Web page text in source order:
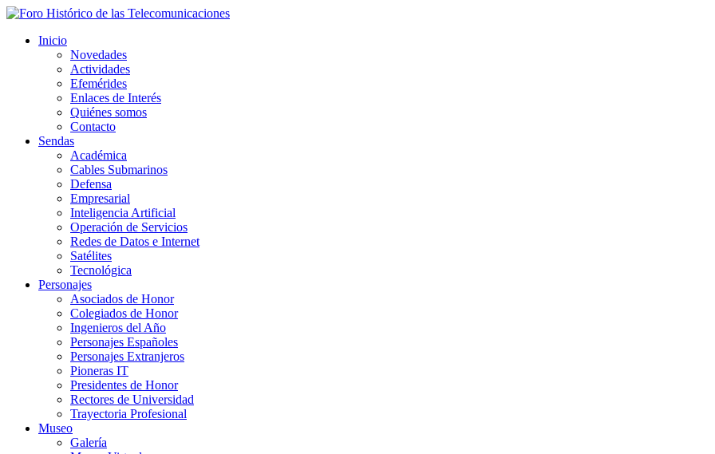
Inicio
Novedades
Actividades
Efemérides
Enlaces de Interés
Quiénes somos
Contacto
Sendas
Académica
Cables Submarinos
Defensa
Empresarial
Inteligencia Artificial
Operación de Servicios
Redes de Datos e Internet
Satélites
Tecnológica
Personajes
Asociados de Honor
Colegiados de Honor
Ingenieros del Año
Personajes Españoles
Personajes Extranjeros
Pioneras IT
Presidentes de Honor
Rectores de Universidad
Trayectoria Profesional
Museo
Galería